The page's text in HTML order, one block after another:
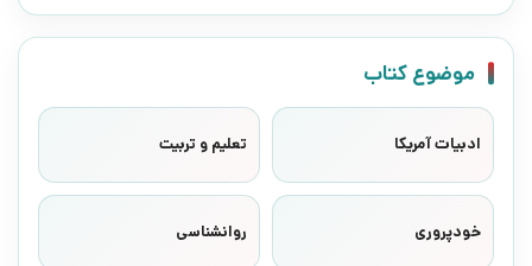
موضوع کتاب
ادبیات آمریکا تعلیم و تربیت
خودپروری روانشناسی